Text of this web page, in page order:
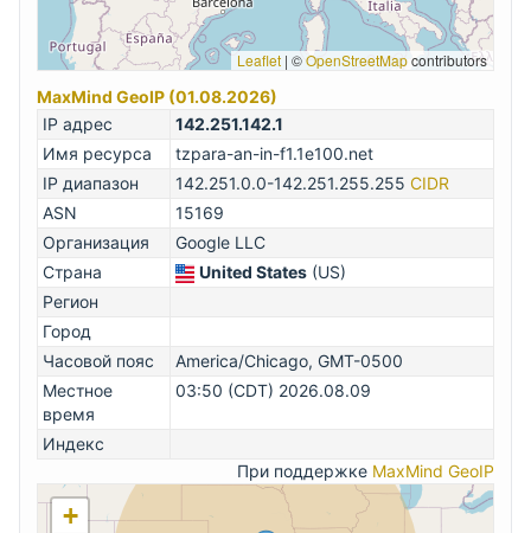
Leaflet | ©OpenStreetMapcontributors
MaxMind GeoIP (01.08.2026)
IP адрес
142.251.142.1
Имя ресурса
tzpara-an-in-f1.1e100.net
IP диапазон
142.251.0.0-142.251.255.255 CIDR
ASN
15169
Организация
Google LLC
Страна
United States (US)
Регион
Город
Часовой пояс
America/Chicago, GMT-0500
Местное
время
03:50 (CDT) 2026.08.09
Индекс
При поддержке MaxMind GeoIP
+